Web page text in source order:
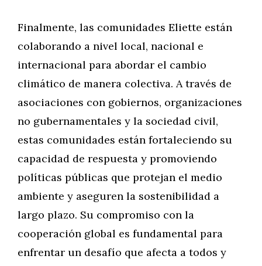
Finalmente, las comunidades Eliette están
colaborando a nivel local, nacional e
internacional para abordar el cambio
climático de manera colectiva. A través de
asociaciones con gobiernos, organizaciones
no gubernamentales y la sociedad civil,
estas comunidades están fortaleciendo su
capacidad de respuesta y promoviendo
políticas públicas que protejan el medio
ambiente y aseguren la sostenibilidad a
largo plazo. Su compromiso con la
cooperación global es fundamental para
enfrentar un desafío que afecta a todos y